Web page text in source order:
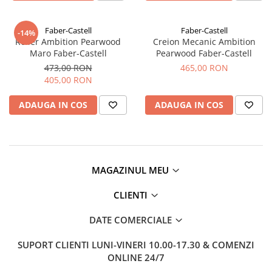
Graf von Faber-Castell
Molotow
Pelikan
Herlitz
Kreul
Oxford
Corectoare, Lipici
Caiete si Blocuri desen
Penare si Rucsaci
Markere Machiaj
Rigle echere
-14% Faber-Castell
Roller Ambition Pearwood
Maro Faber-Castell
473,00 RON
405,00 RON
ADAUGA IN COS
Faber-Castell
Creion Mecanic Ambition
Pearwood Faber-Castell
465,00 RON
ADAUGA IN COS
MAGAZINUL MEU
CLIENTI
DATE COMERCIALE
SUPORT CLIENTI LUNI-VINERI 10.00-17.30 & COMENZI
ONLINE 24/7